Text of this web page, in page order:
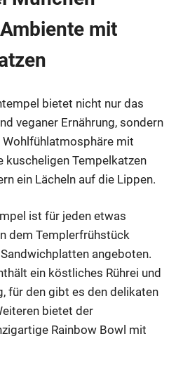
mit
bietet nicht nur das
veganer Ernährung, sondern
Wohlfühlatmosphäre mit
kuscheligen Tempelkatzen
ein Lächeln auf die Lippen.
ist für jeden etwas
dem Templerfrühstück
angeboten.
ein köstliches Rührei und
für den gibt es den delikaten
bietet der
Rainbow Bowl mit